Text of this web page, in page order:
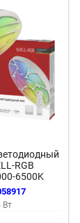
RGB
6500K
с
Вт